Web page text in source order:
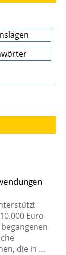
Euro
die in …